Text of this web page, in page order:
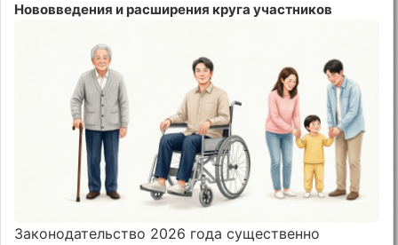
Нововведения и расширения круга участников
Законодательство 2026 года существенно